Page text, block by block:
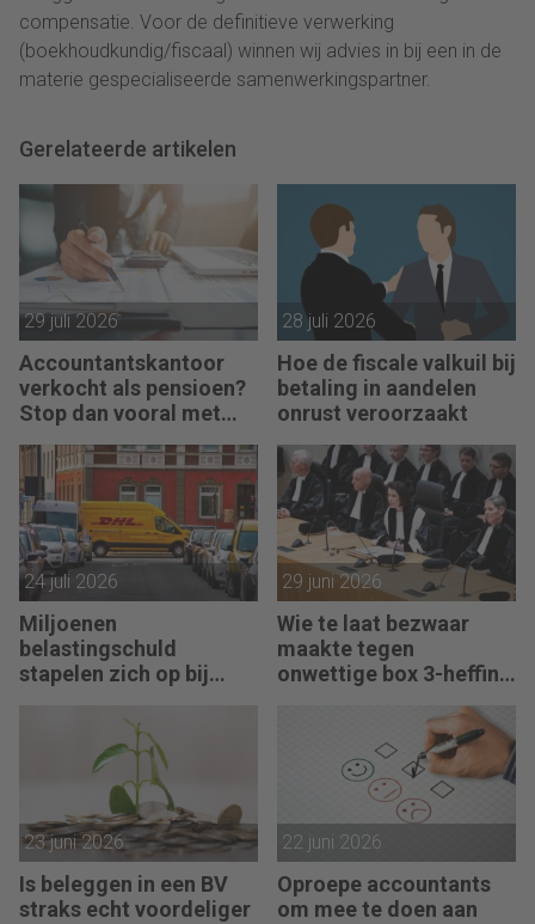
compensatie. Voor de definitieve verwerking
(boekhoudkundig/fiscaal) winnen wij advies in bij een in de
materie gespecialiseerde samenwerkingspartner.
Gerelateerde artikelen
29 juli 2026
Accountantskantoor
verkocht als pensioen?
Stop dan vooral met
werken
28 juli 2026
Hoe de fiscale valkuil bij
betaling in aandelen
onrust veroorzaakt
24 juli 2026
Miljoenen
belastingschuld
stapelen zich op bij
29 juni 2026
Wie te laat bezwaar
maakte tegen
onwettige box 3-heffing
23 juni 2026
Is beleggen in een BV
straks echt voordeliger
22 juni 2026
Oproepe accountants
om mee te doen aan